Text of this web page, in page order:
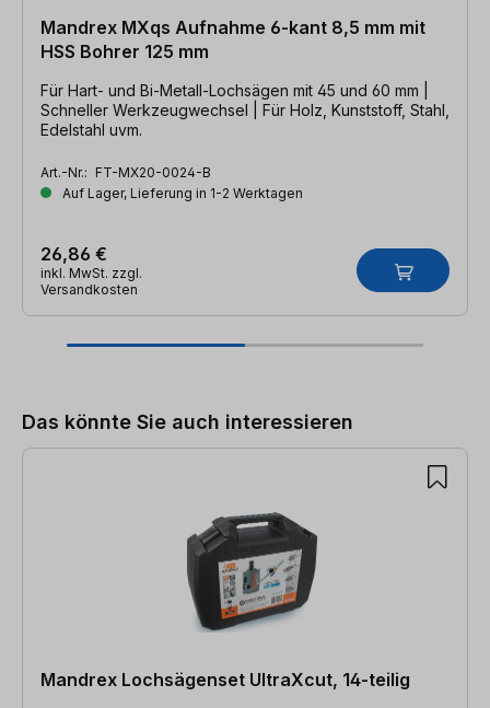
Mandrex MXqs Aufnahme 6-kant 8,5 mm mit
HSS Bohrer 125 mm
Für Hart- und Bi-Metall-Lochsägen mit 45 und 60 mm |
Schneller Werkzeugwechsel | Für Holz, Kunststoff, Stahl,
Edelstahl uvm.
Art.-Nr.: FT-MX20-0024-B
Auf Lager, Lieferung in 1-2 Werktagen
26,86 €
inkl. MwSt. zzgl.
Versandkosten
Das könnte Sie auch interessieren
Mandrex Lochsägenset UltraXcut, 14-teilig